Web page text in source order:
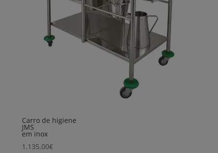
Carro de higiene
JMS
em inox
1.135,00€